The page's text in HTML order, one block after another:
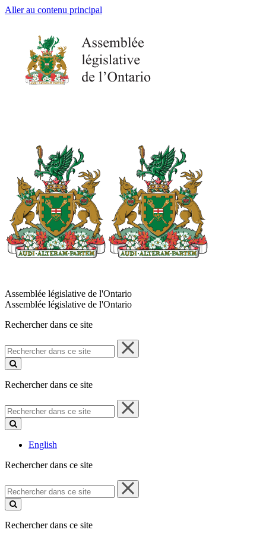
Aller au contenu principal
Assemblée législative de l'Ontario
Assemblée législative de l'Ontario
Rechercher dans ce site
Rechercher
dans
ce
Rechercher dans ce site
Rechercher
dans
ce
English
Rechercher dans ce site
Rechercher
dans
ce
Rechercher dans ce site